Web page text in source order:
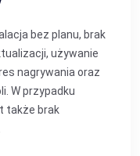
bez planu, brak
używanie
nagrywania oraz
W przypadku
także brak